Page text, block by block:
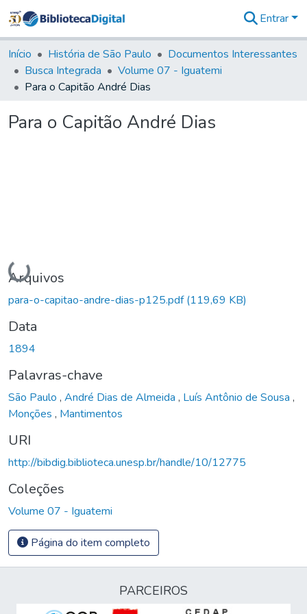
&
Coleções
Tudo na
Biblioteca
Estatísticas
Entrar
Início História de São Paulo
Documentos Interessantes
Busca Integrada
Volume 07 - Iguatemi
Para o Capitão André Dias
Para o Capitão André Dias
Carregando...
Arquivos
para-o-capitao-andre-dias-p125.pdf(119,69 KB)
Data
1894
Palavras-chave
São Paulo , André Dias de Almeida , Luís Antônio de Sousa ,
Monções , Mantimentos
URI
http://bibdig.biblioteca.unesp.br/handle/10/12775
Coleções
Volume 07 - Iguatemi
Página do item completo
PARCEIROS